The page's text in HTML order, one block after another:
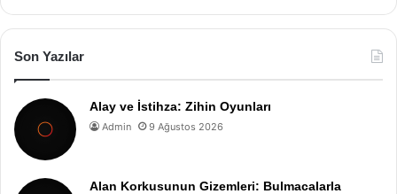
Son Yazılar
Alay ve İstihza: Zihin Oyunları
Admin 9 Ağustos 2026
Alan Korkusunun Gizemleri: Bulmacalarla